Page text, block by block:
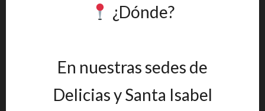
¿Dónde?
En nuestras sedes de
Delicias y Santa Isabel